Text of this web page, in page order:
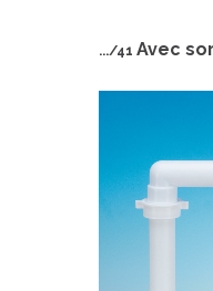
.../41 Avec